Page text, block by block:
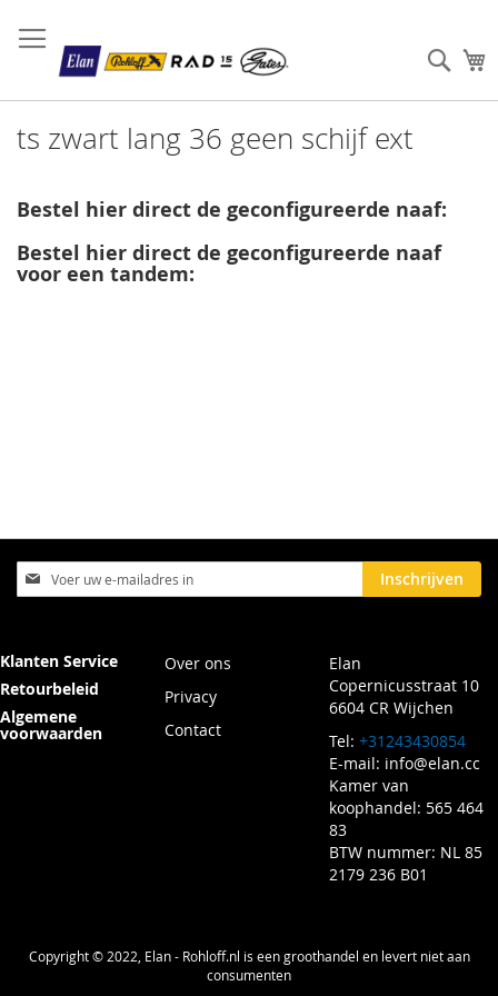
ts zwart lang 36 geen schijf ext
Bestel hier direct de geconfigureerde naaf:
Bestel hier direct de geconfigureerde naaf
voor een tandem:
Abonneer
u
nieuwsbrief
Inschrijven
Klanten Service
Retourbeleid
Algemene
voorwaarden
Over ons
Privacy
Contact
Elan
Copernicusstraat 10
6604 CR Wijchen
Tel: +31243430854
E-mail: info@elan.cc
Kamer van
koophandel: 565 464
83
BTW nummer: NL 85
2179 236 B01
Copyright © 2022, Elan - Rohloff.nl is een groothandel en levert niet aan
consumenten